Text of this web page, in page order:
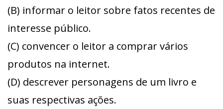
(B) informar o leitor sobre fatos recentes de
interesse público.
(C) convencer o leitor a comprar vários
produtos na internet.
(D) descrever personagens de um livro e
suas respectivas ações.